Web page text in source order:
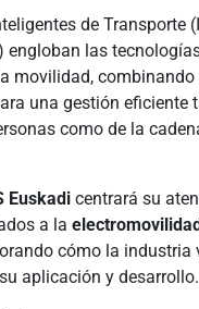
de Transporte
engloban las
movilidad,
una gestión eficiente
como de la
Euskadi centrará su
a la
cómo la industria
aplicación y desarrollo.